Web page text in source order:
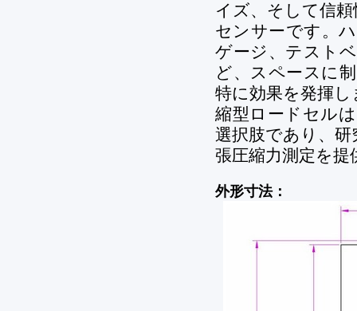
イズ、そして信
センサーです。
ゲージ、テスト
ど、スペースに
特に効果を発揮
縮型ロードセル
選択肢であり、
張圧縮力測定を提
外形寸法：